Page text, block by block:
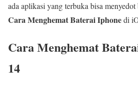
ada aplikasi yang terbuka bisa
Cara Menghemat Baterai Iphonedi
Cara Menghemat
14